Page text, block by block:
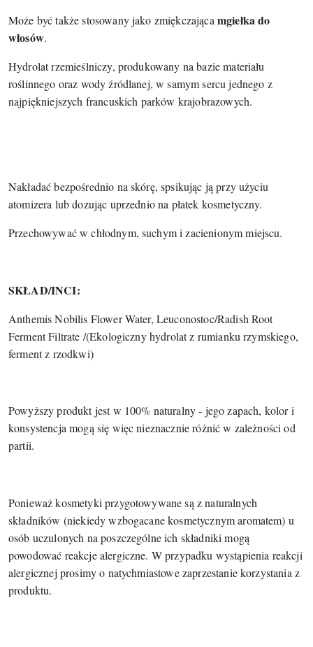
Może być także stosowany jako zmiękczająca mgiełka do
włosów.
Hydrolat rzemieślniczy, produkowany na bazie materiału
roślinnego oraz wody źródlanej, w samym sercu jednego z
najpiękniejszych francuskich parków krajobrazowych.
Nakładać bezpośrednio na skórę, spsikując ją przy użyciu
atomizera lub dozując uprzednio na płatek kosmetyczny.
Przechowywać w chłodnym, suchym i zacienionym miejscu.
SKŁAD/INCI:
Anthemis Nobilis Flower Water, Leuconostoc/Radish Root
Ferment Filtrate /(Ekologiczny hydrolat z rumianku rzymskiego,
ferment z rzodkwi)
Powyższy produkt jest w 100% naturalny - jego zapach, kolor i
konsystencja mogą się więc nieznacznie różnić w zależności od
partii.
Ponieważ kosmetyki przygotowywane są z naturalnych
składników (niekiedy wzbogacane kosmetycznym aromatem) u
osób uczulonych na poszczególne ich składniki mogą
powodować reakcje alergiczne. W przypadku wystąpienia reakcji
alergicznej prosimy o natychmiastowe zaprzestanie korzystania z
produktu.